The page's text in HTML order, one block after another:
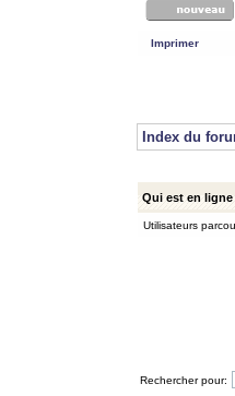
Imprimer
Index du
Qui est en ligne
Utilisateurs
Rechercher pour: